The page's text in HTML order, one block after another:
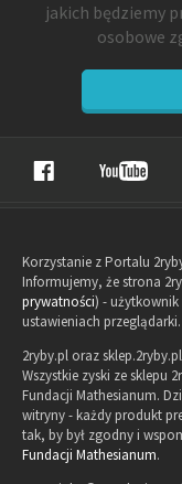
jakich będziemy
osobowe
Korzystanie z Portalu
Informujemy, że strona
prywatności) - użytkownik
ustawieniach przeglądarki.
2ryby.pl oraz
Wszystkie zyski ze sklepu
Fundacji Mathesianum.
witryny - każdy produkt
tak, by był zgodny i
Fundacji Mathesianum.